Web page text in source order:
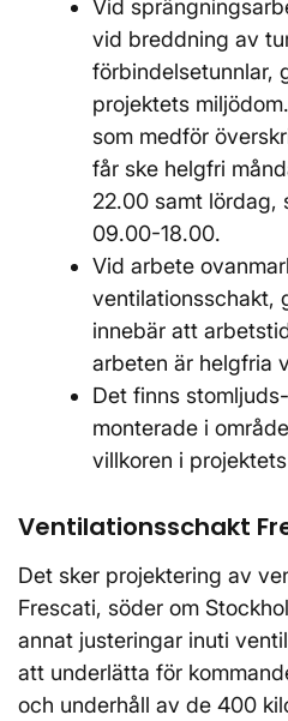
Vid
vid breddning av
förbindelsetunnlar,
projektets
som medför
får ske helgfri
22.00 samt lördag,
09.00-18.00.
Vid arbete
ventilationsschakt,
innebär att
arbeten är helgfria
Det finns
monterade i
villkoren i
Ventilationsschakt
Det sker projektering av
Frescati, söder om
annat justeringar inuti
att underlätta för
och underhåll av de 400